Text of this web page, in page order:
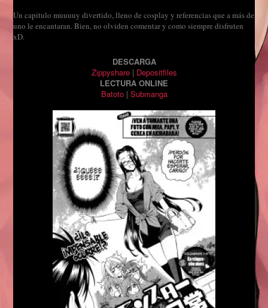
Un capitulo muuuuy divertido, lleno de cosplay y referencias que a más de
uno le encantaran. Bien, no olviden comentar y como siempre disfruten
xD.
DESCARGA
Zippyshare| Depositfiles
LECTURA ONLINE
Batoto| Submanga